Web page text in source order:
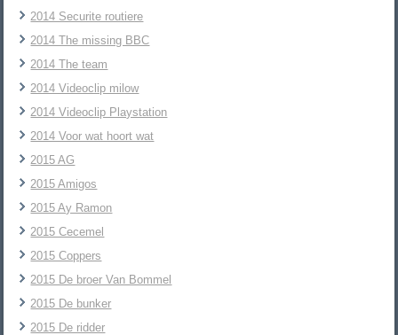
2014 Securite routiere
2014 The missing BBC
2014 The team
2014 Videoclip milow
2014 Videoclip Playstation
2014 Voor wat hoort wat
2015 AG
2015 Amigos
2015 Ay Ramon
2015 Cecemel
2015 Coppers
2015 De broer Van Bommel
2015 De bunker
2015 De ridder